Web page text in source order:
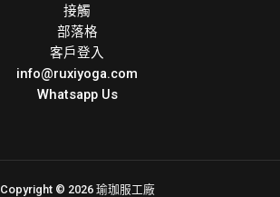
接觸
部落格
客戶登入
info@ruxiyoga.com
Whatsapp Us
Copyright © 2026 瑜珈服工廠